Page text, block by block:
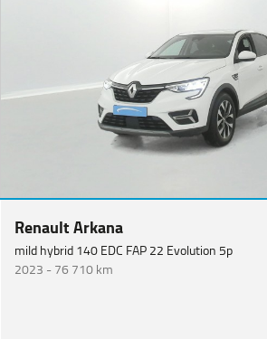
Renault Arkana
mild hybrid 140 EDC FAP 22 Evolution 5p
2023 -76 710 km